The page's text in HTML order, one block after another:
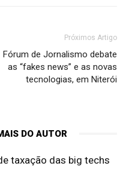
Próximos Artigo
Fórum de Jornalismo debate
as “fakes news” e as novas
tecnologias, em Niterói
DO AUTOR
taxação das big techs